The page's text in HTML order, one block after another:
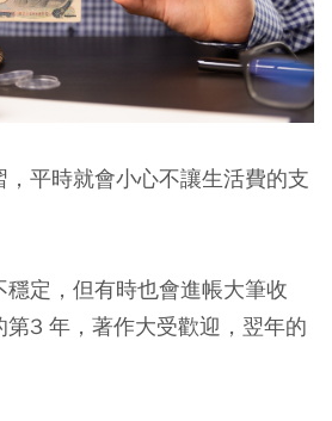
平時就會小心不讓生活費的支
穩定，但有時也會進帳大筆收
第3 年，著作大受歡迎，翌年的